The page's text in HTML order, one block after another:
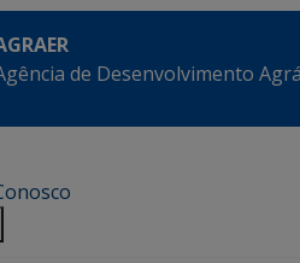
de Desenvolvimento